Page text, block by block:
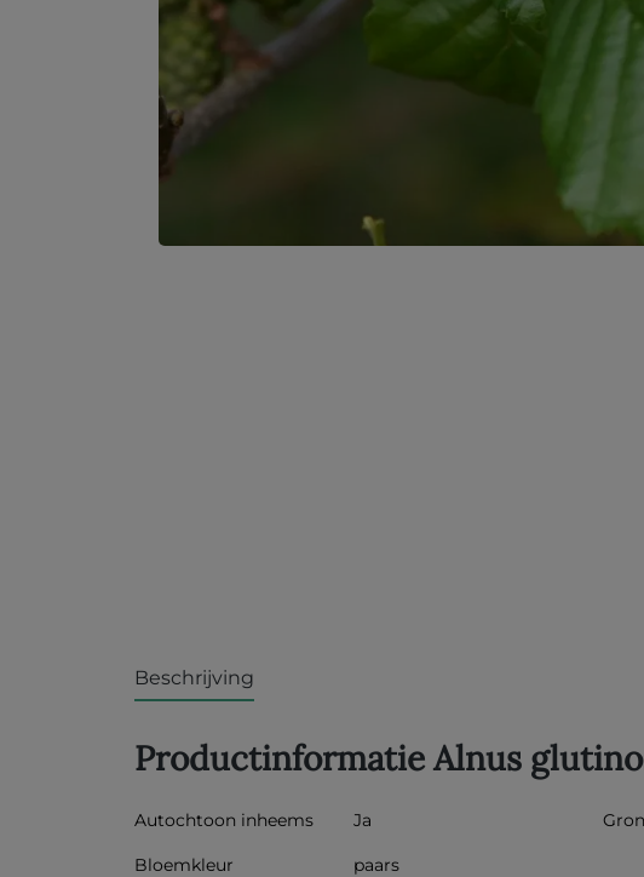
Beschrijving
Productinformatie Alnus
Autochtoon inheems Ja
Bloemkleur paars